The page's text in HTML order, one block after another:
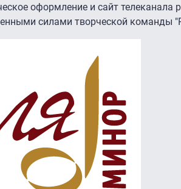
оформление и сайт
силами творческой команды